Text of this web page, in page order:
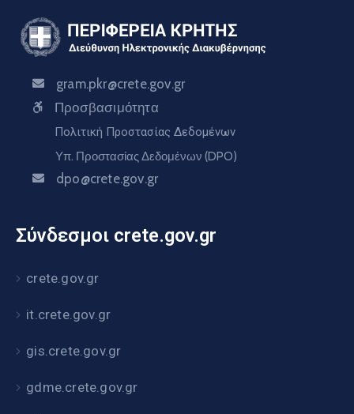
gram.pkr@crete.gov.gr
Προσβασιμότητα
Πολιτική Προστασίας Δεδομένων
Υπ. Προστασίας Δεδομένων (DPO)
dpo@crete.gov.gr
Σύνδεσμοι crete.gov.gr
crete.gov.gr
it.crete.gov.gr
gis.crete.gov.gr
gdme.crete.gov.gr